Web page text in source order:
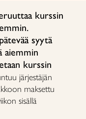
kurssin
syytä
aiemmin
kurssin
järjestäjän
maksettu
sisällä